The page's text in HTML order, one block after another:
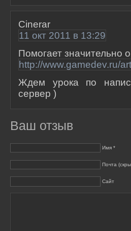
Cinerar
11 окт 2011 в 13:29
Помогает значительно
http://www.gamedev.ru/
Ждем урока по
сервер )
Ваш отзыв
Имя *
Почта
Сайт